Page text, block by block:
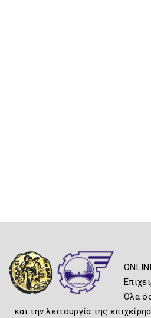
Όλα
και την λειτουργία της